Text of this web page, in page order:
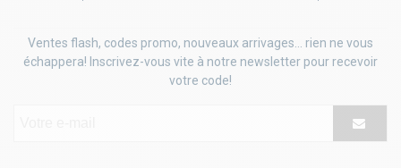
Ventes flash, codes promo, nouveaux arrivages... rien ne vous
échappera! Inscrivez-vous vite à notre newsletter pour recevoir
votre code!